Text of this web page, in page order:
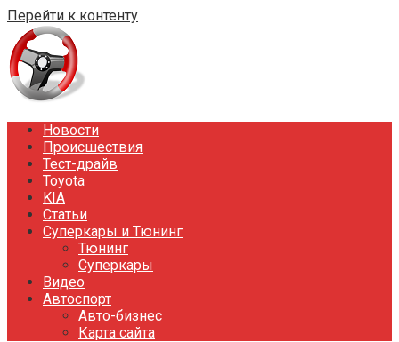
Перейти к контенту
Новости
Происшествия
Тест-драйв
Toyota
KIA
Статьи
Суперкары и Тюнинг
Тюнинг
Суперкары
Видео
Автоспорт
Авто-бизнес
Карта сайта